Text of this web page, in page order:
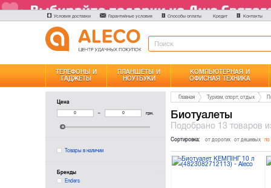
Условия доставки Гарантийные условия Способы оплаты Кредит Контакты
ТЕЛЕФОНЫ И
ГАДЖЕТЫ
ПЛАНШЕТЫ И
НОУТБУКИ
КОМПЬЮТЕРНАЯ И
ОФИСНАЯ ТЕХНИКА
Цена
– грн.
Товары в наличии
Бренды
Enders
Главная Туризм, спорт, отдых
Биотуалеты
Подобрано 13 товаров
Сортировка: от дорогих от дешевых по